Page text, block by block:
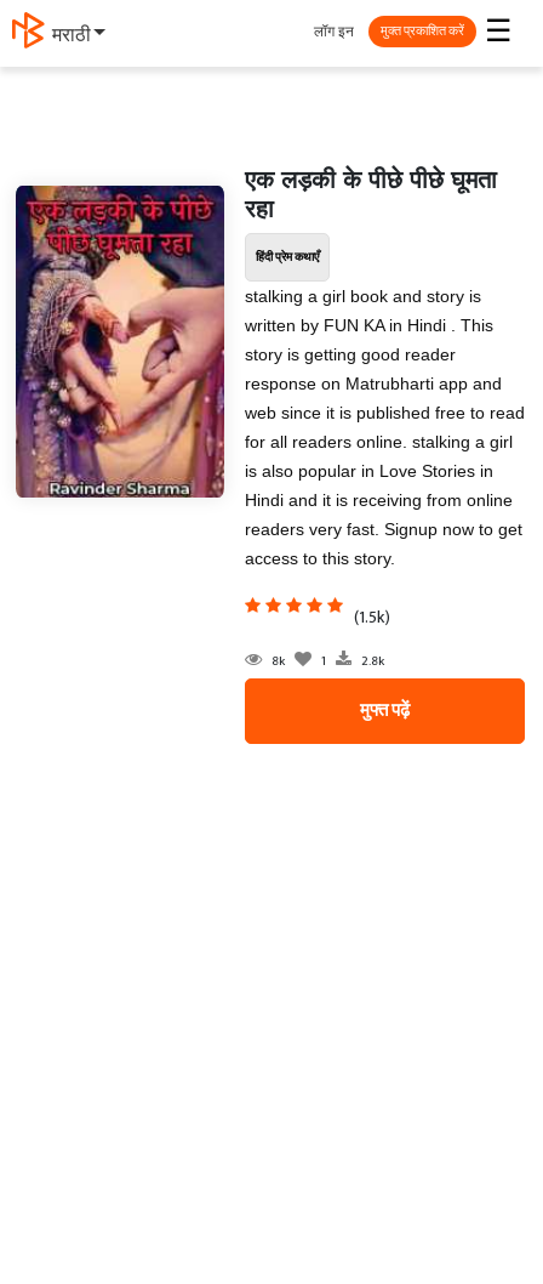
मराठी ☰
लॉग इन मुक्त प्रकाशित करें
एक लड़की के पीछे पीछे घूमता
रहा
हिंदी प्रेम कथाएँ
stalking a girl book and story is
written by FUN KA in Hindi . This
story is getting good reader
response on Matrubharti app and
web since it is published free to read
for all readers online. stalking a girl
is also popular in Love Stories in
Hindi and it is receiving from online
readers very fast. Signup now to get
access to this story.
(1.5k)
8k 1 2.8k
मुफ्त पढ़ें